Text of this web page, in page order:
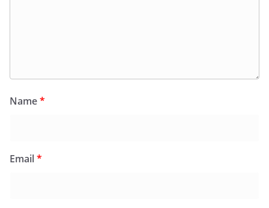
Name*
Email*